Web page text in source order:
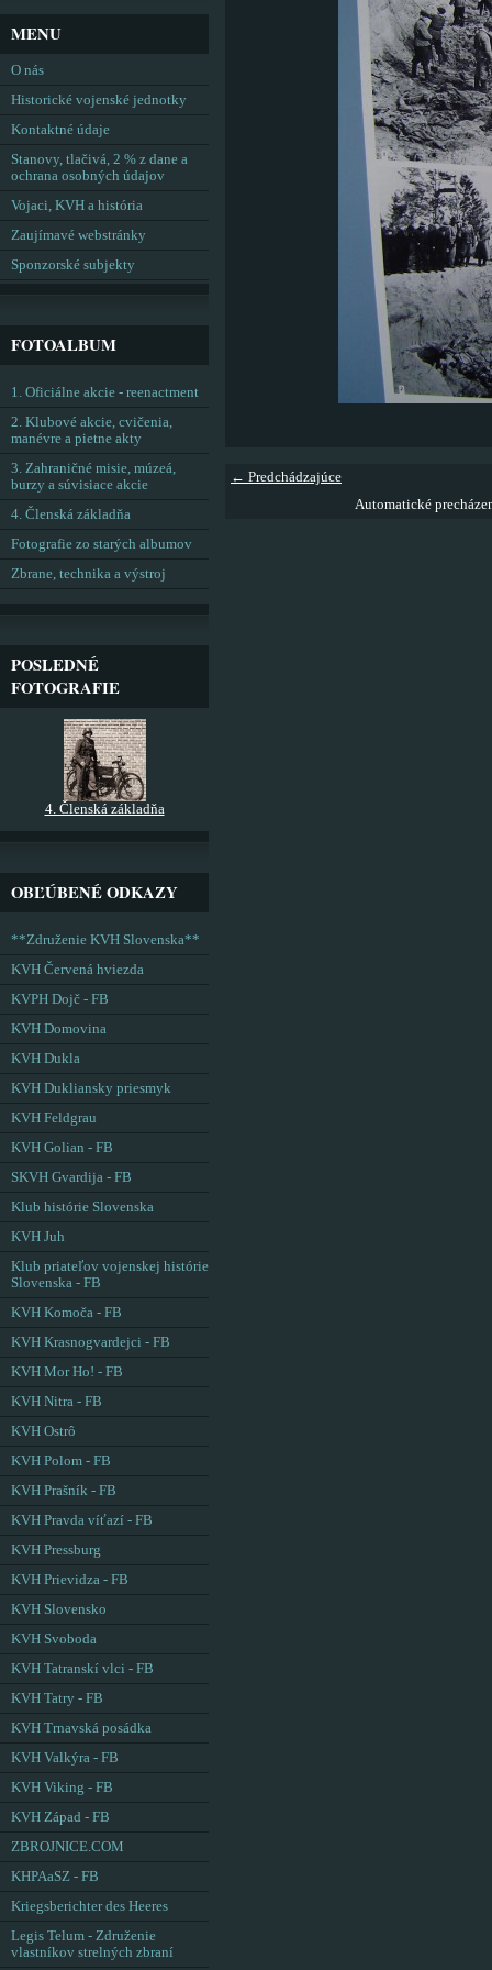
← Predchádzajúce
Automatické
MENU
O nás
Historické vojenské jednotky
Kontaktné údaje
Stanovy, tlačivá, 2 % z dane a
ochrana osobných údajov
Vojaci, KVH a história
Zaujímavé webstránky
Sponzorské subjekty
FOTOALBUM
1. Oficiálne akcie - reenactment
2. Klubové akcie, cvičenia,
manévre a pietne akty
3. Zahraničné misie, múzeá,
burzy a súvisiace akcie
4. Členská základňa
Fotografie zo starých albumov
Zbrane, technika a výstroj
POSLEDNÉ
FOTOGRAFIE
4. Členská základňa
OBĽÚBENÉ ODKAZY
**Združenie KVH Slovenska**
KVH Červená hviezda
KVPH Dojč - FB
KVH Domovina
KVH Dukla
KVH Dukliansky priesmyk
KVH Feldgrau
KVH Golian - FB
SKVH Gvardija - FB
Klub histórie Slovenska
KVH Juh
Klub priateľov vojenskej histórie
Slovenska - FB
KVH Komoča - FB
KVH Krasnogvardejci - FB
KVH Mor Ho! - FB
KVH Nitra - FB
KVH Ostrô
KVH Polom - FB
KVH Prašník - FB
KVH Pravda víťazí - FB
KVH Pressburg
KVH Prievidza - FB
KVH Slovensko
KVH Svoboda
KVH Tatranskí vlci - FB
KVH Tatry - FB
KVH Trnavská posádka
KVH Valkýra - FB
KVH Viking - FB
KVH Západ - FB
ZBROJNICE.COM
KHPAaSZ - FB
Kriegsberichter des Heeres
Legis Telum - Združenie
vlastníkov strelných zbraní